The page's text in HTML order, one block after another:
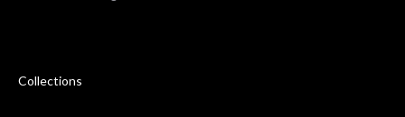
Collections